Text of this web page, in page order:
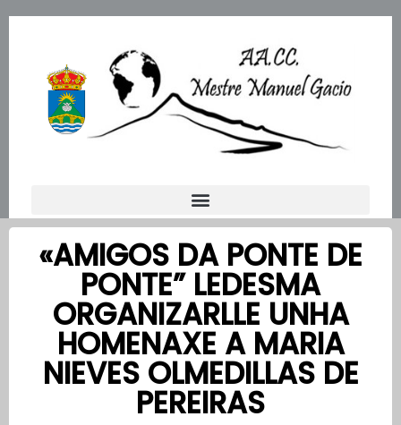
«AMIGOS DA PONTE DE
PONTE” LEDESMA
ORGANIZARLLE UNHA
HOMENAXE A MARIA
NIEVES OLMEDILLAS DE
PEREIRAS